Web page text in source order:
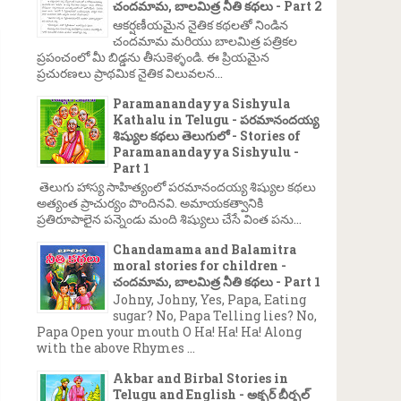
చందమామ, బాలమిత్ర నీతి కథలు - Part 2
ఆకర్షణీయమైన నైతిక కథలతో నిండిన
చందమామ మరియు బాలమిత్ర పత్రికల
ప్రపంచంలో మీ బిడ్డను తీసుకెళ్ళండి. ఈ ప్రియమైన
ప్రచురణలు ప్రాథమిక నైతిక విలువలన...
Paramanandayya Sishyula
Kathalu in Telugu - పరమానందయ్య
శిష్యుల కథలు తెలుగులో - Stories of
Paramanandayya Sishyulu -
Part 1
తెలుగు హాస్య సాహిత్యంలో పరమానందయ్య శిష్యుల కథలు
అత్యంత ప్రాచుర్యం పొందినవి. అమాయకత్వానికి
ప్రతిరూపాలైన పన్నెండు మంది శిష్యులు చేసే వింత పను...
Chandamama and Balamitra
moral stories for children -
చందమామ, బాలమిత్ర నీతి కథలు - Part 1
Johny, Johny, Yes, Papa, Eating
sugar? No, Papa Telling lies? No,
Papa Open your mouth O Ha! Ha! Ha! Along
with the above Rhymes ...
Akbar and Birbal Stories in
Telugu and English - అక్బర్ బీర్బల్